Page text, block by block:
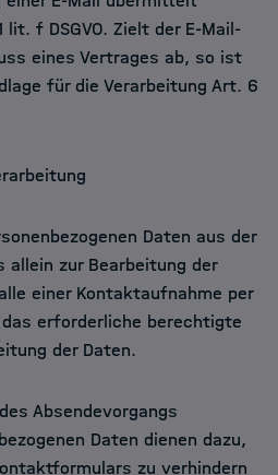
f DSGVO. Zielt der E-Mail-
eines Vertrages ab, so ist
für die Verarbeitung Art. 6
Daten aus der
allein zur Bearbeitung der
einer Kontaktaufnahme per
erforderliche berechtigte
der Daten.
Absendevorgangs
Daten dienen dazu,
zu verhindern